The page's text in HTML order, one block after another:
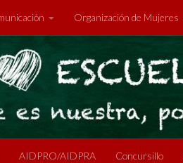
Organización de Mujeres
AIDPRO/AIDPRA Concursillo